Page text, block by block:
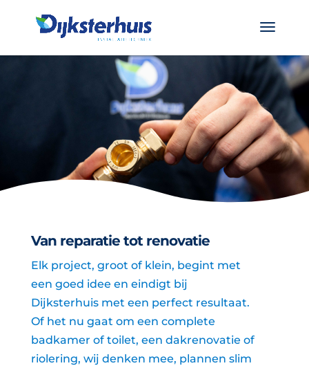
Van reparatie tot renovatie
Elk project, groot of klein, begint met
een goed idee en eindigt bij
Dijksterhuis met een perfect resultaat.
Of het nu gaat om een complete
badkamer of toilet, een dakrenovatie of
riolering, wij denken mee, plannen slim